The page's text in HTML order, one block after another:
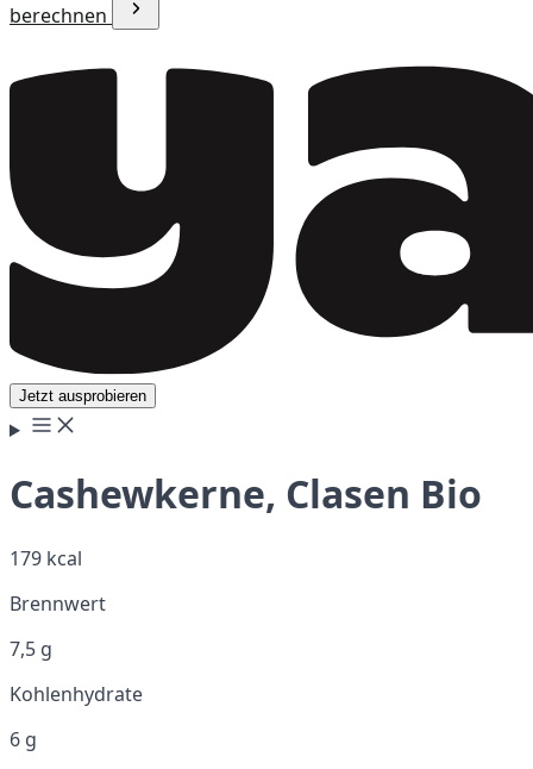
berechnen
Jetzt ausprobieren
Cashewkerne, Clasen Bio
179 kcal
Brennwert
7,5 g
Kohlenhydrate
6 g